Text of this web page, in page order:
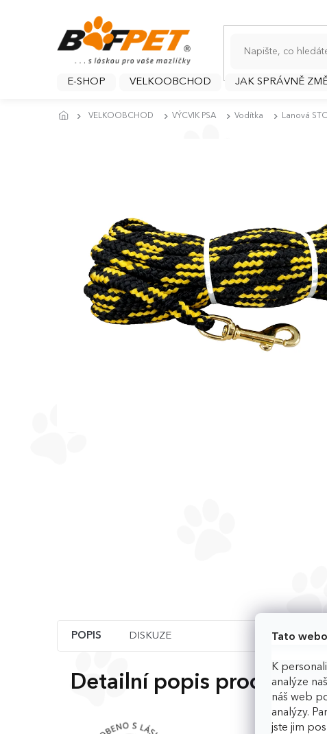
Tato
K
analýze
náš web
analýzy.
jste jim
E-SHOP VELKOOBCHOD JAK SPRÁVNĚ
VELKOOBCHOD VÝCVIK PSA Vodítka Lanová
POPIS DISKUZE
Detailní popis produktu